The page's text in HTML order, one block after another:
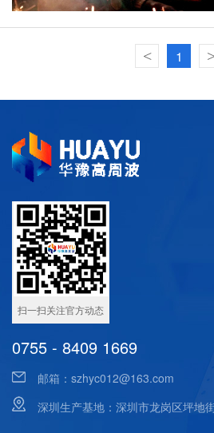
< 1
扫一扫关注官方动态
0755 - 8409 1669
邮箱： szhyc012@163.com
深圳生产基地：深圳市龙岗区坪地